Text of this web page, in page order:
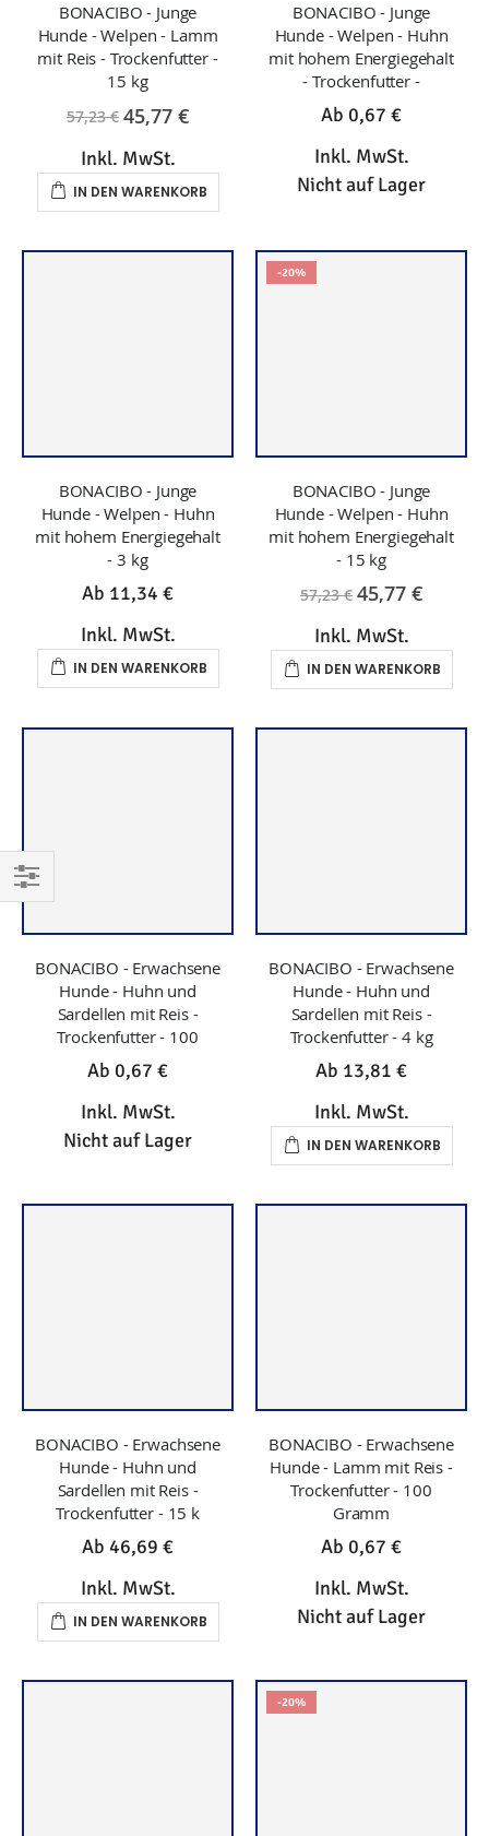
BONACIBO - Junge
Hunde - Welpen - Lamm
mit Reis - Trockenfutter -
15 kg
57,23 € 45,77 €
Inkl. MwSt.
IN DEN WARENKORB
BONACIBO - Junge
Hunde - Welpen - Huhn
mit hohem Energiegehalt
- Trockenfutter -
Ab 0,67 €
Inkl. MwSt.
Nicht auf Lager
BONACIBO - Junge
Hunde - Welpen - Huhn
mit hohem Energiegehalt
- 3 kg
Ab 11,34 €
Inkl. MwSt.
IN DEN WARENKORB
-20%
BONACIBO - Junge
Hunde - Welpen - Huhn
mit hohem Energiegehalt
- 15 kg
57,23 € 45,77 €
Inkl. MwSt.
IN DEN WARENKORB
BONACIBO - Erwachsene
Hunde - Huhn und
Sardellen mit Reis -
Trockenfutter - 100
Ab 0,67 €
Inkl. MwSt.
Nicht auf Lager
BONACIBO - Erwachsene
Hunde - Huhn und
Sardellen mit Reis -
Trockenfutter - 4 kg
Ab 13,81 €
Inkl. MwSt.
IN DEN WARENKORB
BONACIBO - Erwachsene
Hunde - Huhn und
Sardellen mit Reis -
Trockenfutter - 15 k
Ab 46,69 €
Inkl. MwSt.
IN DEN WARENKORB
BONACIBO - Erwachsene
Hunde - Lamm mit Reis -
Trockenfutter - 100
Gramm
Ab 0,67 €
Inkl. MwSt.
Nicht auf Lager
-20%
EINKAUFEN
NACH